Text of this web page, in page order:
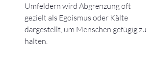
Umfeldern wird Abgrenzung oft
gezielt als Egoismus oder Kälte
dargestellt, um Menschen gefügig zu
halten.